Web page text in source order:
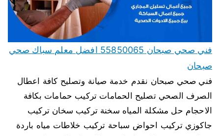
فني صحي صبحان 55850065 افضل معلم سباك صحي
صبحان
فني صحي صبحان نقدم خدمة صيانة وتصليح كافة اعطال
الصرف الصحي تصليح الحمامات تركيب حمامات بكافة
الاحجام حل مشكلة المياه سخنة تركيب سخان تركيب
جاكوزي تركيب احواض سباحة تركيب خلاطات مياه باردة